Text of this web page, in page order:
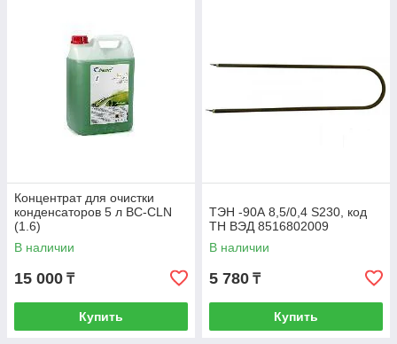
Концентрат для очистки
конденсаторов 5 л BC-CLN
(1.6)
В наличии
15 000 ₸
Купить
ТЭН -90А 8,5/0,4 S230, код
ТН ВЭД 8516802009
В наличии
5 780 ₸
Купить